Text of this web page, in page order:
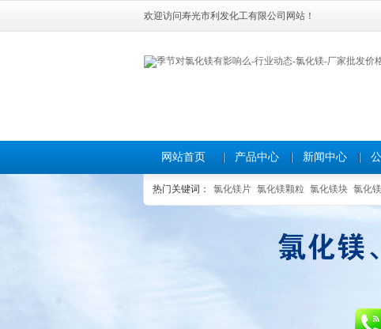
欢迎访问寿光市利发化工有限公司网站！
网站首页 产品中心 新闻中心
热门关键词： 氯化镁片 氯化镁颗粒 氯化镁块 氯化